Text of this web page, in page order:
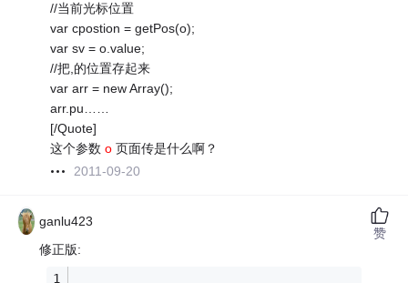
//当前光标位置
var cpostion = getPos(o);
var sv = o.value;
//把,的位置存起来
var arr = new Array();
arr.pu……
[/Quote]
这个参数o 页面传是什么啊？
2011-09-20
ganlu423
修正版:
赞